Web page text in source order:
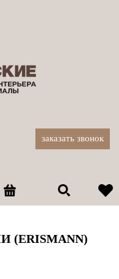
заказать звонок
(ERISMANN)